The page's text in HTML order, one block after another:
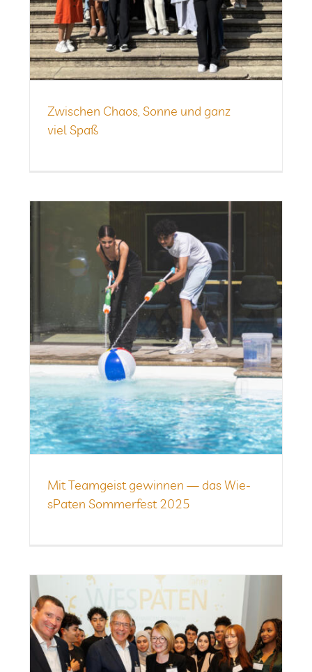
Zwi­schen Chaos, Sonne und ganz
viel Spaß
Mit Team­geist gewin­nen — das Wie­
sPa­ten Som­mer­fest 2025